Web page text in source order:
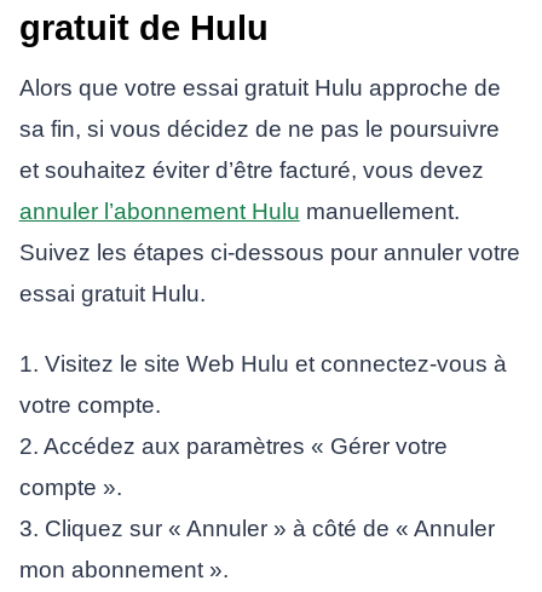
gratuit de Hulu
Alors que votre essai gratuit Hulu approche de
sa fin, si vous décidez de ne pas le poursuivre
et souhaitez éviter d’être facturé, vous devez
annuler l’abonnement Hulu manuellement.
Suivez les étapes ci-dessous pour annuler votre
essai gratuit Hulu.
1. Visitez le site Web Hulu et connectez-vous à
votre compte.
2. Accédez aux paramètres « Gérer votre
compte ».
3. Cliquez sur « Annuler » à côté de « Annuler
mon abonnement ».